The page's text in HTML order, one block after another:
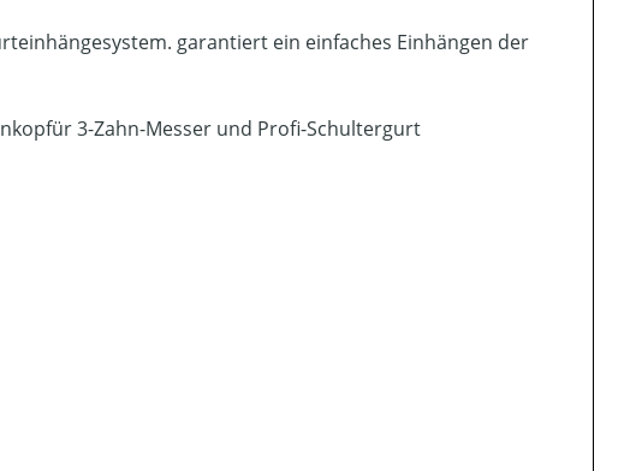
garantiert ein einfaches Einhängen der
3-Zahn-Messer und Profi-Schultergurt